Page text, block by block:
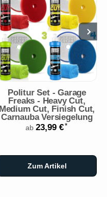
Politur Set - Garage
Freaks - Heavy Cut,
Medium Cut, Finish Cut,
Carnauba Versiegelung
ab 23,99 €*
Zum Artikel